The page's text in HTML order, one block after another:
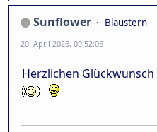
Sunflower
Blaustern
20. April 2026, 09:52:06
Herzlichen